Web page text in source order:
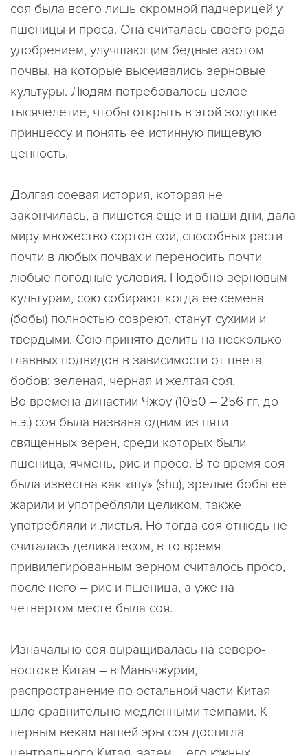
соя была всего лишь скромной падчерицей у
пшеницы и проса. Она считалась своего рода
удобрением, улучшающим бедные азотом
почвы, на которые высеивались зерновые
культуры. Людям потребовалось целое
тысячелетие, чтобы открыть в этой золушке
принцессу и понять ее истинную пищевую
ценность.
Долгая соевая история, которая не
закончилась, а пишется еще и в наши дни, дала
миру множество сортов сои, способных расти
почти в любых почвах и переносить почти
любые погодные условия. Подобно зерновым
культурам, сою собирают когда ее семена
(бобы) полностью созреют, станут сухими и
твердыми. Сою принято делить на несколько
главных подвидов в зависимости от цвета
бобов: зеленая, черная и желтая соя.
Во времена династии Чжоу (1050 – 256 гг. до
н.э.) соя была названа одним из пяти
священных зерен, среди которых были
пшеница, ячмень, рис и просо. В то время соя
была известна как «шу» (shu), зрелые бобы ее
жарили и употребляли целиком, также
употребляли и листья. Но тогда соя отнюдь не
считалась деликатесом, в то время
привилегированным зерном считалось просо,
после него – рис и пшеница, а уже на
четвертом месте была соя.
Изначально соя выращивалась на северо-
востоке Китая – в Маньчжурии,
распространение по остальной части Китая
шло сравнительно медленными темпами. К
первым векам нашей эры соя достигла